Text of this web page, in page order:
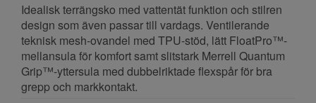
Idealisk terrängsko med vattentät funktion och stilren
design som även passar till vardags. Ventilerande
teknisk mesh-ovandel med TPU-stöd, lätt FloatPro™-
mellansula för komfort samt slitstark Merrell Quantum
Grip™-yttersula med dubbelriktade flexspår för bra
grepp och markkontakt.